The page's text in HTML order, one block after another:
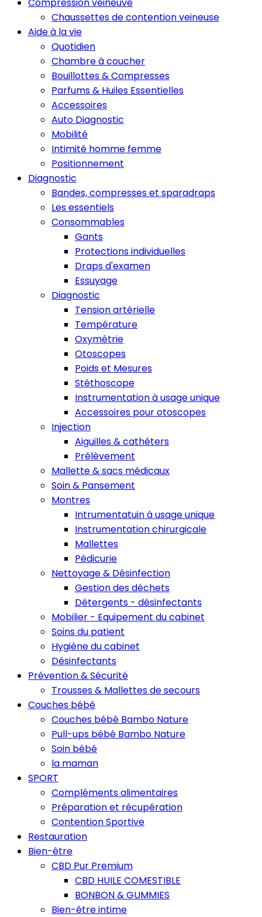
Chaussettes de contention veineuse
Aide à la vie
Quotidien
Chambre à coucher
Bouillottes & Compresses
Parfums & Huiles Essentielles
Accessoires
Auto Diagnostic
Mobilité
Intimité homme femme
Positionnement
Diagnostic
Bandes, compresses et sparadraps
Les essentiels
Consommables
Gants
Protections individuelles
Draps d'examen
Essuyage
Diagnostic
Tension artérielle
Température
Oxymétrie
Otoscopes
Poids et Mesures
Stéthoscope
Instrumentation à usage unique
Accessoires pour otoscopes
Injection
Aiguilles & cathéters
Prélèvement
Mallette & sacs médicaux
Soin & Pansement
Montres
Intrumentatuin à usage unique
Instrumentation chirurgicale
Mallettes
Pédicurie
Nettoyage & Désinfection
Gestion des déchets
Détergents - désinfectants
Mobilier - Equipement du cabinet
Soins du patient
Hygiène du cabinet
Désinfectants
Prévention & Sécurité
Trousses & Mallettes de secours
Couches bébé
Couches bébé Bambo Nature
Pull-ups bébé Bambo Nature
Soin bébé
la maman
SPORT
Compléments alimentaires
Préparation et récupération
Contention Sportive
Restauration
Bien-être
CBD Pur Premium
CBD HUILE COMESTIBLE
BONBON & GUMMIES
Bien-être intime